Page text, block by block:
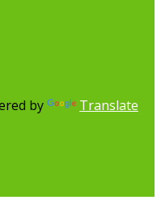
by
Translate